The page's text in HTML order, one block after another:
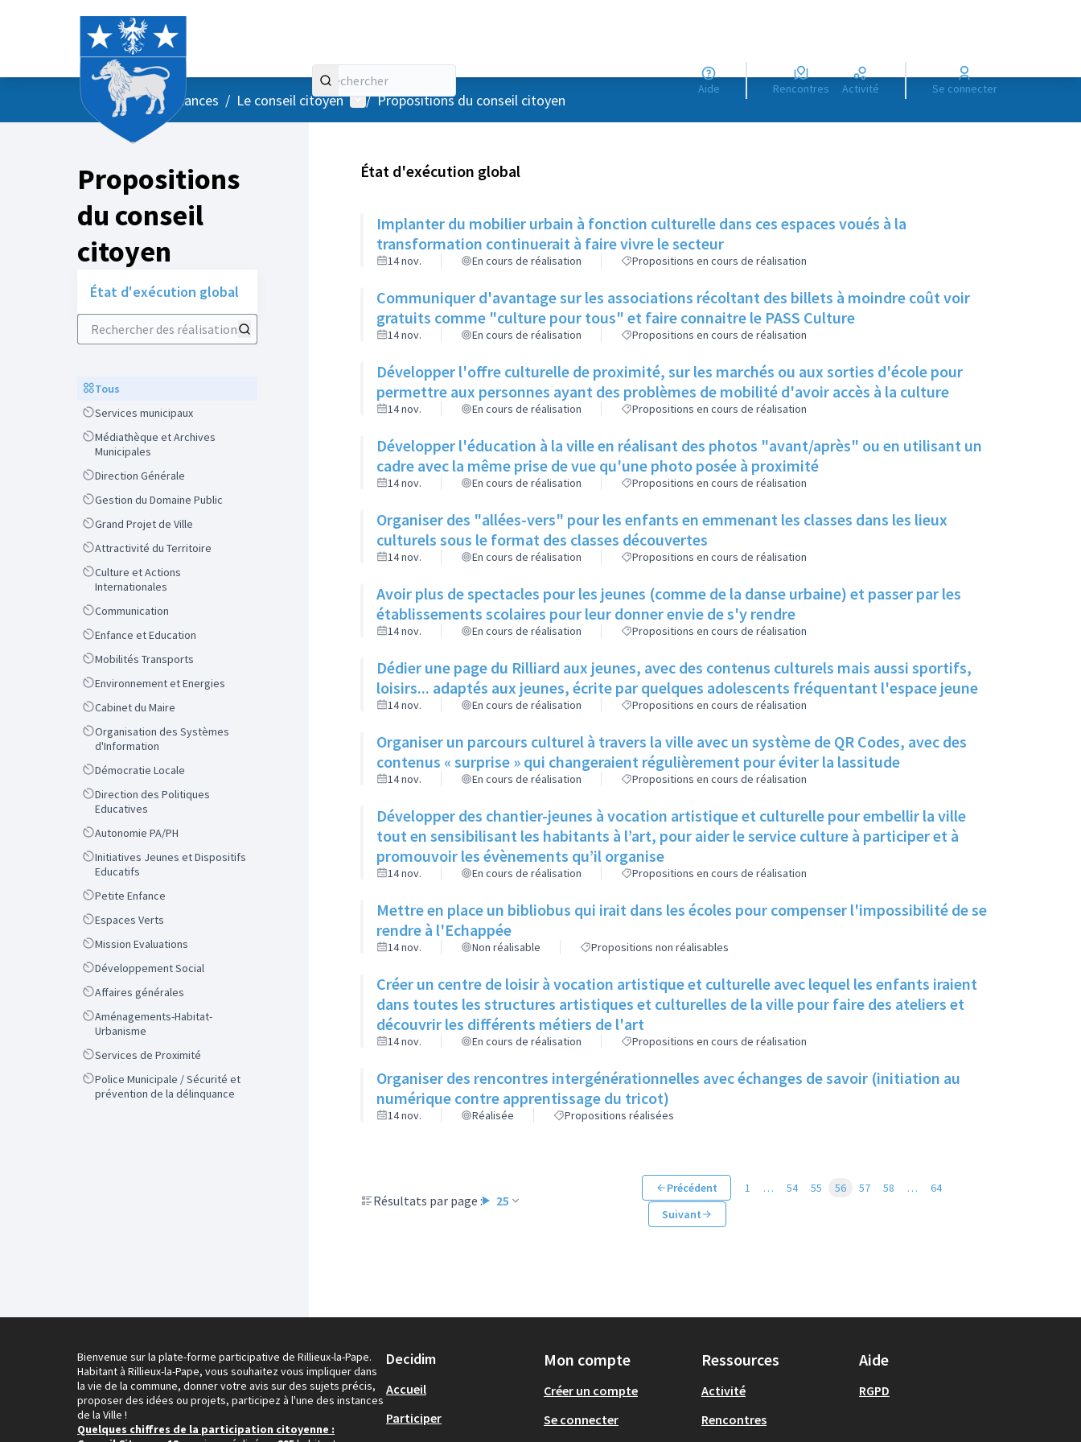
Aide Rencontres Activité Se connecter
AccueilMenu principal
/ Vos instances / Le conseil citoyen Menu utilisateur
/ Propositions du conseil citoyen
Propositions
du conseil
citoyen
État d'exécution global
Rechercher des réalisations
ScopeTous
ScopeServices municipaux
Scope
Médiathèque et Archives
Municipales
ScopeDirection Générale
ScopeGestion du Domaine Public
ScopeGrand Projet de Ville
ScopeAttractivité du Territoire
Scope
Culture et Actions
Internationales
ScopeCommunication
ScopeEnfance et Education
ScopeMobilités Transports
ScopeEnvironnement et Energies
ScopeCabinet du Maire
Scope
Organisation des Systèmes
d'Information
ScopeDémocratie Locale
Scope
Direction des Politiques
Educatives
ScopeAutonomie PA/PH
Scope
Initiatives Jeunes et Dispositifs
Educatifs
ScopePetite Enfance
ScopeEspaces Verts
ScopeMission Evaluations
ScopeDéveloppement Social
ScopeAffaires générales
Scope
Aménagements-Habitat-
Urbanisme
ScopeServices de Proximité
Scope
Police Municipale / Sécurité et
prévention de la délinquance
État d'exécution global
Implanter du mobilier urbain à fonction culturelle dans ces espaces voués à la
transformation continuerait à faire vivre le secteur
14 nov. En cours de réalisation Propositions en cours de réalisation
Communiquer d'avantage sur les associations récoltant des billets à moindre coût voir
gratuits comme "culture pour tous" et faire connaitre le PASS Culture
14 nov. En cours de réalisation Propositions en cours de réalisation
Développer l'offre culturelle de proximité, sur les marchés ou aux sorties d'école pour
permettre aux personnes ayant des problèmes de mobilité d'avoir accès à la culture
14 nov. En cours de réalisation Propositions en cours de réalisation
Développer l'éducation à la ville en réalisant des photos "avant/après" ou en utilisant un
cadre avec la même prise de vue qu'une photo posée à proximité
14 nov. En cours de réalisation Propositions en cours de réalisation
Organiser des "allées-vers" pour les enfants en emmenant les classes dans les lieux
culturels sous le format des classes découvertes
14 nov. En cours de réalisation Propositions en cours de réalisation
Avoir plus de spectacles pour les jeunes (comme de la danse urbaine) et passer par les
établissements scolaires pour leur donner envie de s'y rendre
14 nov. En cours de réalisation Propositions en cours de réalisation
Dédier une page du Rilliard aux jeunes, avec des contenus culturels mais aussi sportifs,
loisirs... adaptés aux jeunes, écrite par quelques adolescents fréquentant l'espace jeune
14 nov. En cours de réalisation Propositions en cours de réalisation
Organiser un parcours culturel à travers la ville avec un système de QR Codes, avec des
contenus « surprise » qui changeraient régulièrement pour éviter la lassitude
14 nov. En cours de réalisation Propositions en cours de réalisation
Développer des chantier-jeunes à vocation artistique et culturelle pour embellir la ville
tout en sensibilisant les habitants à l’art, pour aider le service culture à participer et à
promouvoir les évènements qu’il organise
14 nov. En cours de réalisation Propositions en cours de réalisation
Mettre en place un bibliobus qui irait dans les écoles pour compenser l'impossibilité de se
rendre à l'Echappée
14 nov. Non réalisable Propositions non réalisables
Créer un centre de loisir à vocation artistique et culturelle avec lequel les enfants iraient
dans toutes les structures artistiques et culturelles de la ville pour faire des ateliers et
découvrir les différents métiers de l'art
14 nov. En cours de réalisation Propositions en cours de réalisation
Organiser des rencontres intergénérationnelles avec échanges de savoir (initiation au
numérique contre apprentissage du tricot)
14 nov. Réalisée Propositions réalisées
Résultats par page : 25
Précédent 1 … 54 55 56 57 58 …
64
Suivant
Bienvenue sur la plate-forme participative de Rillieux-la-Pape.
Habitant à Rillieux-la-Pape, vous souhaitez vous impliquer dans
la vie de la commune, donner votre avis sur des sujets précis,
proposer des idées ou projets, participez à l'une des instances
de la Ville !
Quelques chiffres de la participation citoyenne :
Decidim
Accueil
Participer
Mon compte
Créer un compte
Se connecter
Ressources
Activité
Rencontres
Aide
RGPD